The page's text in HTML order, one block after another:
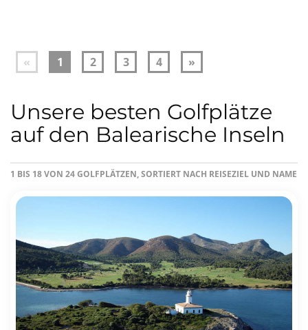
« 1 2 3 4 »
Unsere besten Golfplätze
auf den Balearische Inseln
1 BIS 18 VON 24 GOLFPLÄTZEN, SORTIERT NACH REISEZIEL UND NAME